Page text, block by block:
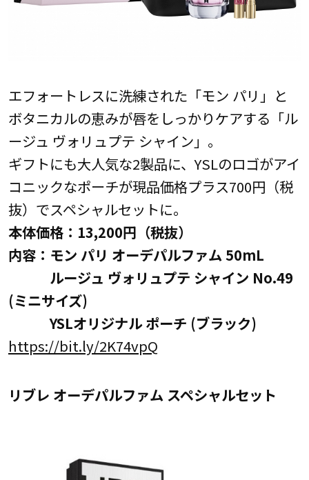
エフォートレスに洗練された「モン パリ」と
ボタニカルの恵みが唇をしっかりケアする「ル
ージュ ヴォリュプテ シャイン」。
ギフトにも大人気な2製品に、YSLのロゴがアイ
コニックなポーチが現品価格プラス700円（税
抜）でスペシャルセットに。
本体価格：13,200円（税抜）
内容：モン パリ オーデパルファム 50mL
ルージュ ヴォリュプテ シャイン No.49
(ミニサイズ)
YSLオリジナル ポーチ (ブラック)
https://bit.ly/2K74vpQ
リブレ オーデパルファム スペシャルセット